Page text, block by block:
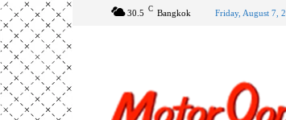
30.5 C Bangkok Friday, August 7,